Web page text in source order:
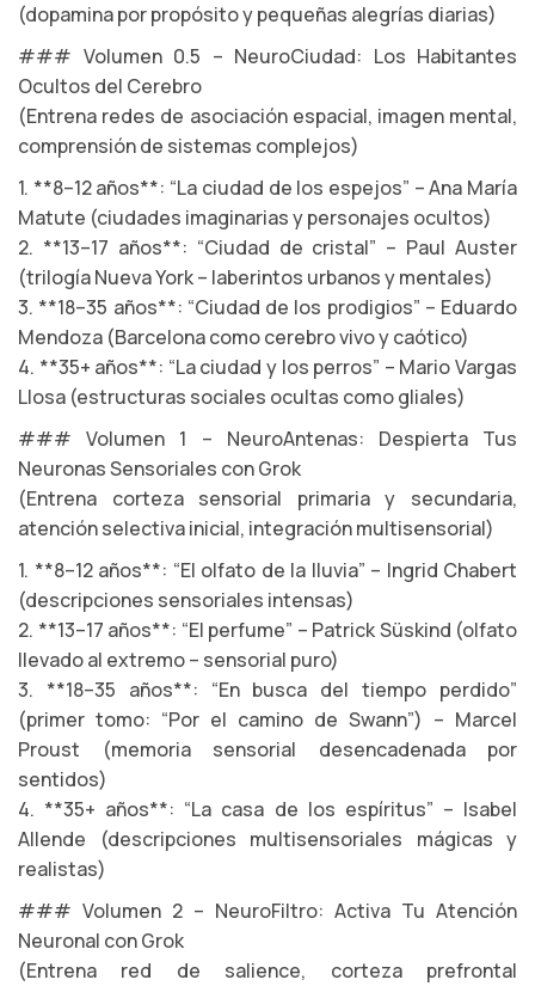
(dopamina por propósito y pequeñas alegrías diarias)
### Volumen 0.5 – NeuroCiudad: Los Habitantes
Ocultos del Cerebro
(Entrena redes de asociación espacial, imagen mental,
comprensión de sistemas complejos)
1. **8–12 años**: “La ciudad de los espejos” – Ana María
Matute (ciudades imaginarias y personajes ocultos)
2. **13–17 años**: “Ciudad de cristal” – Paul Auster
(trilogía Nueva York – laberintos urbanos y mentales)
3. **18–35 años**: “Ciudad de los prodigios” – Eduardo
Mendoza (Barcelona como cerebro vivo y caótico)
4. **35+ años**: “La ciudad y los perros” – Mario Vargas
Llosa (estructuras sociales ocultas como gliales)
### Volumen 1 – NeuroAntenas: Despierta Tus
Neuronas Sensoriales con Grok
(Entrena corteza sensorial primaria y secundaria,
atención selectiva inicial, integración multisensorial)
1. **8–12 años**: “El olfato de la lluvia” – Ingrid Chabert
(descripciones sensoriales intensas)
2. **13–17 años**: “El perfume” – Patrick Süskind (olfato
llevado al extremo – sensorial puro)
3. **18–35 años**: “En busca del tiempo perdido”
(primer tomo: “Por el camino de Swann”) – Marcel
Proust (memoria sensorial desencadenada por
sentidos)
4. **35+ años**: “La casa de los espíritus” – Isabel
Allende (descripciones multisensoriales mágicas y
realistas)
### Volumen 2 – NeuroFiltro: Activa Tu Atención
Neuronal con Grok
(Entrena red de salience, corteza prefrontal